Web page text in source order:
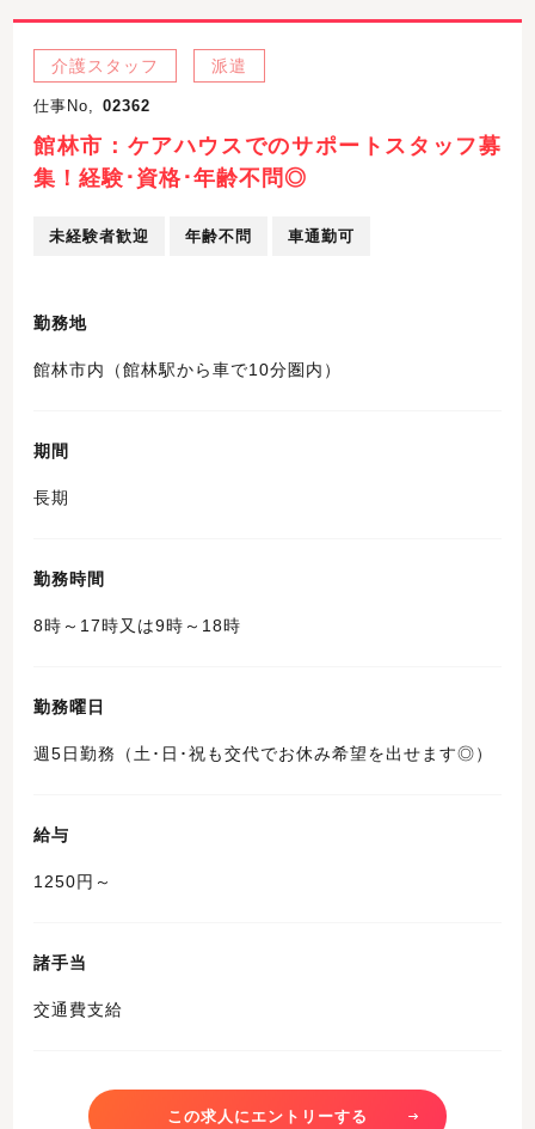
介護スタッフ 派遣
仕事No, 02362
館林市：ケアハウスでのサポートスタッフ募
集！経験･資格･年齢不問◎
未経験者歓迎 年齢不問 車通勤可
勤務地
館林市内（館林駅から車で10分圏内）
期間
長期
勤務時間
8時～17時又は9時～18時
勤務曜日
週5日勤務（土･日･祝も交代でお休み希望を出せます◎）
給与
1250円～
諸手当
交通費支給
この求人にエントリーする